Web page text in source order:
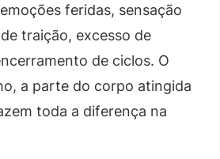
feridas, sensação
traição, excesso de
de ciclos. O
a parte do corpo atingida
toda a diferença na